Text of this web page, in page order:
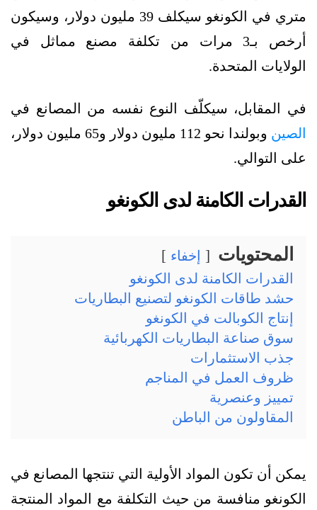
متري في الكونغو سيكلف 39 مليون دولار، وسيكون
أرخص بـ3 مرات من تكلفة مصنع مماثل في
الولايات المتحدة.
في المقابل، سيكلّف النوع نفسه من المصانع في
الصين
وبولندا نحو 112 مليون دولار و65 مليون دولار،
على التوالي.
القدرات الكامنة لدى الكونغو
المحتويات
إخفاء
القدرات الكامنة لدى الكونغو
حشد طاقات الكونغو لتصنيع البطاريات
إنتاج الكوبالت في الكونغو
سوق صناعة البطاريات الكهربائية
جذب الاستثمارات
ظروف العمل في المناجم
تمييز وعنصرية
المقاولون من الباطن
يمكن أن تكون المواد الأولية التي تنتجها المصانع في
الكونغو منافسة من حيث التكلفة مع المواد المنتجة